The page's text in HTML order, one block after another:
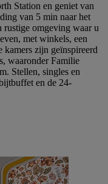
Station en geniet van
van 5 min naar het
rustige omgeving waar u
met winkels, een
kamers zijn geïnspireerd
waaronder Familie
Stellen, singles en
en de 24-